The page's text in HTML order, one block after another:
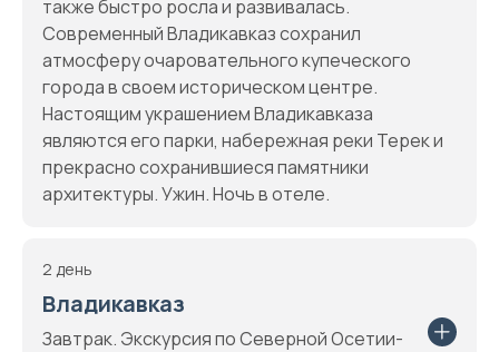
также быстро росла и развивалась.
Современный Владикавказ сохранил
атмосферу очаровательного купеческого
города в своем историческом центре.
Настоящим украшением Владикавказа
являются его парки, набережная реки Терек и
прекрасно сохранившиеся памятники
архитектуры. Ужин. Ночь в отеле.
2 день
Владикавказ
Завтрак. Экскурсия по Северной Осетии-